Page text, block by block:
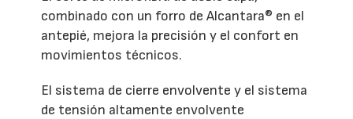
combinado con un forro de Alcantara® en el
antepié, mejora la precisión y el confort en
movimientos técnicos.
El sistema de cierre envolvente y el sistema
de tensión altamente envolvente